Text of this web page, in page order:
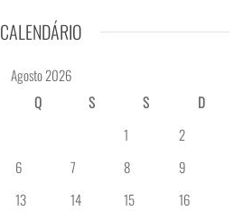
CALENDÁRIO
Agosto 2026
Q S S
D
1
2
6 7 8
9
13 14 15
16